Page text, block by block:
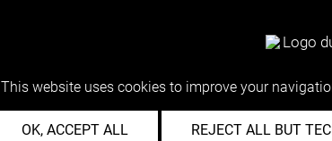
This website uses cookies to improve your
OK, ACCEPT ALL REJECT ALL BUT